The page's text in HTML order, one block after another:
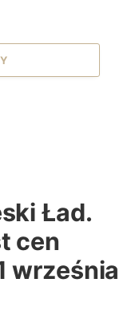
Ład.
cen
września